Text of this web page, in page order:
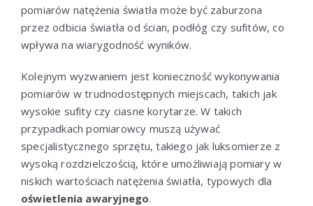
pomiarów natężenia światła może być zaburzona
przez odbicia światła od ścian, podłóg czy sufitów, co
wpływa na wiarygodność wyników.
Kolejnym wyzwaniem jest konieczność wykonywania
pomiarów w trudnodostępnych miejscach, takich jak
wysokie sufity czy ciasne korytarze. W takich
przypadkach pomiarowcy muszą używać
specjalistycznego sprzętu, takiego jak luksomierze z
wysoką rozdzielczością, które umożliwiają pomiary w
niskich wartościach natężenia światła, typowych dla
oświetlenia awaryjnego.